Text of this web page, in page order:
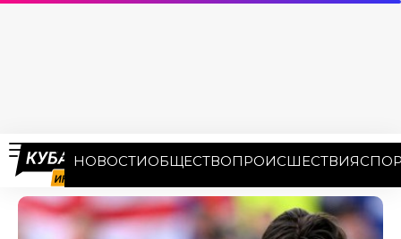
НОВОСТИОБЩЕСТВОПРОИСШЕСТВИЯ